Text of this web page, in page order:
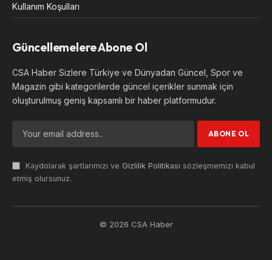
Kullanım Koşulları
Güncellemelere Abone Ol
CSA Haber Sizlere Türkiye ve Dünyadan Güncel, Spor ve
Magazin gibi kategorilerde güncel içerikler sunmak için
oluşturulmuş geniş kapsamlı bir haber platformudur.
Kaydolarak şartlarımızı ve Gizlilik Politikası sözleşmemizi kabul
etmiş olursunuz.
© 2026 CSA Haber